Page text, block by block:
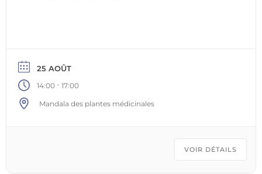
25 AOÛT
14:00 - 17:00
Mandala des plantes médicinales
VOIR DÉTAILS